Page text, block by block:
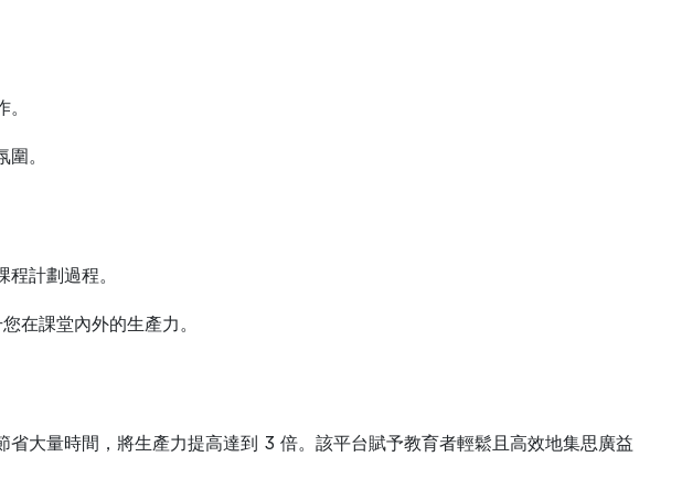
。
計劃過程。
在課堂內外的生產力。
大量時間，將生產力提高達到 3 倍。該平台賦予教育者輕鬆且高效地集思廣益